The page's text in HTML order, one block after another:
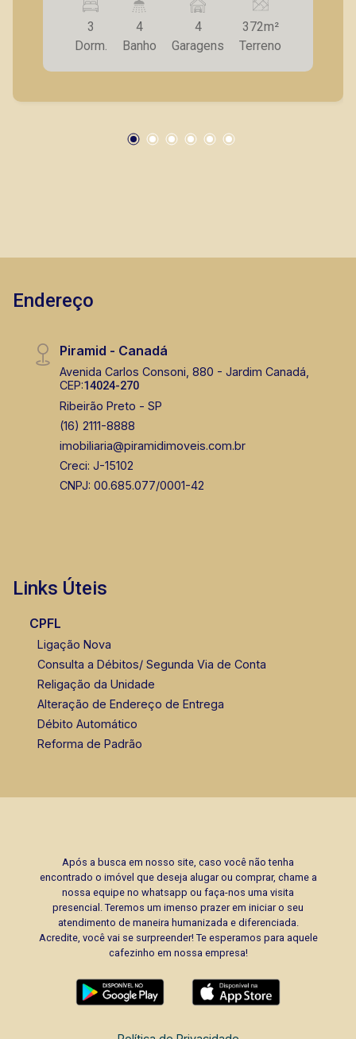
Cozinha ampla - Despensa; - Banheiro de
serviço - Quintal - 4 vagas de garagem. - Casa
nova, nunca habitada. A Piramid tem como
objetivo atender seus clientes com agilidade e
prontos, usados ou mesmo nos principais
3
Dorm.
4
Banho
4
Garagens
372m²
Terreno
Endereço
Piramid - Canadá
Avenida Carlos Consoni, 880 - Jardim Canadá,
CEP:14024-270
Ribeirão Preto - SP
(16) 2111-8888
imobiliaria@piramidimoveis.com.br
Creci: J-15102
CNPJ: 00.685.077/0001-42
Links Úteis
CPFL
Ligação Nova
Consulta a Débitos/ Segunda Via de Conta
Religação da Unidade
Alteração de Endereço de Entrega
Débito Automático
Reforma de Padrão
Após a busca em nosso site, caso você não tenha
encontrado o imóvel que deseja alugar ou comprar, chame a
nossa equipe no whatsapp ou faça-nos uma visita
presencial. Teremos um imenso prazer em iniciar o seu
atendimento de maneira humanizada e diferenciada.
Acredite, você vai se surpreender! Te esperamos para aquele
cafezinho em nossa empresa!